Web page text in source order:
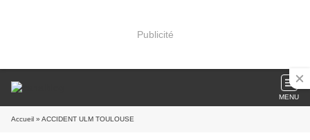
Publicité
MENU
Accueil » ACCIDENT ULM TOULOUSE